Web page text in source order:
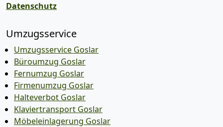
Datenschutz
Umzugsservice
Umzugsservice Goslar
Büroumzug Goslar
Fernumzug Goslar
Firmenumzug Goslar
Halteverbot Goslar
Klaviertransport Goslar
Möbeleinlagerung Goslar